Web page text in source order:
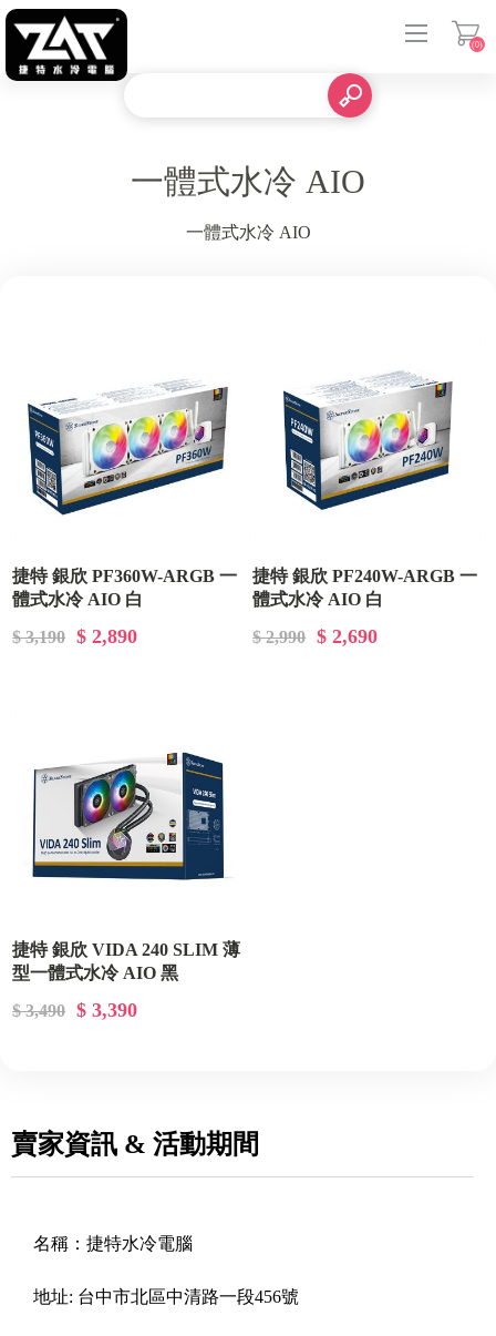
(0)
一體式水冷 AIO
一體式水冷 AIO
捷特 銀欣 PF360W-ARGB 一
體式水冷 AIO 白
$ 3,190
$ 2,890
捷特 銀欣 PF240W-ARGB 一
體式水冷 AIO 白
$ 2,990
$ 2,690
捷特 銀欣 VIDA 240 SLIM 薄
型一體式水冷 AIO 黑
$ 3,490
$ 3,390
賣家資訊 & 活動期間
名稱： 捷特水冷電腦
地址: 台中市北區中清路一段456號